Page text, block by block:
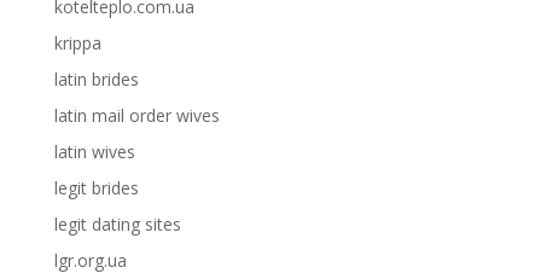
kotelteplo.com.ua
krippa
latin brides
latin mail order wives
latin wives
legit brides
legit dating sites
lgr.org.ua